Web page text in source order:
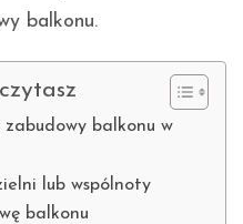
balkonu.
balkonu w
lub wspólnoty
balkonu